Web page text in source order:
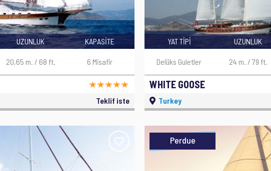
UZUNLUK
20,65 m. / 68 ft.
KAPASİTE
6 Misafir
Teklif iste
WHITE GOOSE
YAT TİPİ
Delüks Guletler
UZUNLUK
24 m. / 79 ft.
Turkey
Perdue